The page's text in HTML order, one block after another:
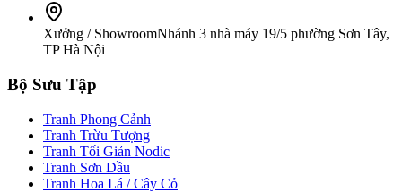
Xưởng / ShowroomNhánh 3 nhà máy 19/5 phường Sơn Tây,
TP Hà Nội
Bộ Sưu Tập
Tranh Phong Cảnh
Tranh Trừu Tượng
Tranh Tối Giản Nodic
Tranh Sơn Dầu
Tranh Hoa Lá / Cây Cỏ